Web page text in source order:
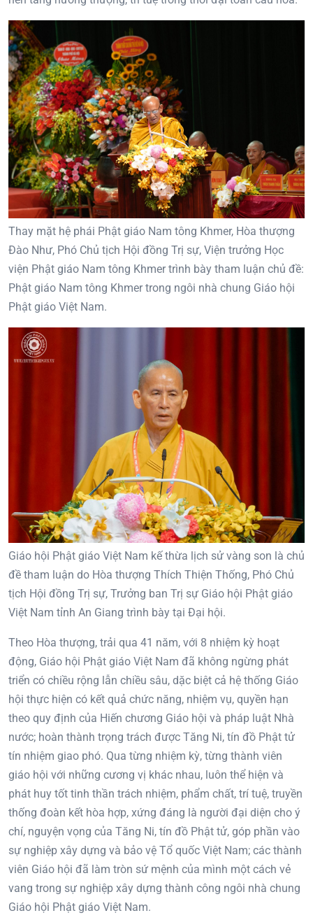
Thay mặt hệ phái Phật giáo Nam tông Khmer, Hòa thượng
Đào Như, Phó Chủ tịch Hội đồng Trị sự, Viện trưởng Học
viện Phật giáo Nam tông Khmer trình bày tham luận chủ đề:
Phật giáo Nam tông Khmer trong ngôi nhà chung Giáo hội
Phật giáo Việt Nam.
Giáo hội Phật giáo Việt Nam kế thừa lịch sử vàng son là chủ
đề tham luận do Hòa thượng Thích Thiện Thống, Phó Chủ
tịch Hội đồng Trị sự, Trưởng ban Trị sự Giáo hội Phật giáo
Việt Nam tỉnh An Giang trình bày tại Đại hội.
Theo Hòa thượng, trải qua 41 năm, với 8 nhiệm kỳ hoạt
động, Giáo hội Phật giáo Việt Nam đã không ngừng phát
triển có chiều rộng lẫn chiều sâu, dặc biệt cả hệ thống Giáo
hội thực hiện có kết quả chức năng, nhiệm vụ, quyền hạn
theo quy định của Hiến chương Giáo hội và pháp luật Nhà
nước; hoàn thành trọng trách được Tăng Ni, tín đồ Phật tử
tín nhiệm giao phó. Qua từng nhiệm kỳ, từng thành viên
giáo hội với những cương vị khác nhau, luôn thể hiện và
phát huy tốt tinh thần trách nhiệm, phẩm chất, trí tuệ, truyền
thống đoàn kết hòa hợp, xứng đáng là người đại diện cho ý
chí, nguyện vọng của Tăng Ni, tín đồ Phật tử, góp phần vào
sự nghiệp xây dựng và bảo vệ Tổ quốc Việt Nam; các thành
viên Giáo hội đã làm tròn sứ mệnh của mình một cách vẻ
vang trong sự nghiệp xây dựng thành công ngôi nhà chung
Giáo hội Phật giáo Việt Nam.